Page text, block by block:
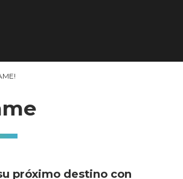
cookies
próximo destino con